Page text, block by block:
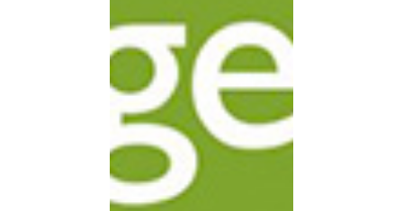
partenaire fondateur qui
a permis le lancement de
Shamengo. Le groupe
MGEN s’engage
durablement pour une
performance sociétale
ambitieuse au bénéfice
de tous. Avec près de 4
millions de personnes
protégées, le groupe
MGEN est un acteur
majeur de la protection